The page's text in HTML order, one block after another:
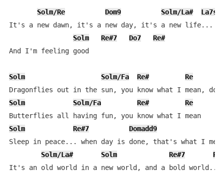
Solm/Re Dom9 Solm/La#
It's a new dawn, it's a new day, it's a new life...
Solm
Re#7 Do7
Re#
And I'm feeling good
Solm Solm/Fa Re# Re
Solm Solm/Fa Re#
Re
Butterflies all having fun, you know what I mean
Solm
Re#7
Domadd9
Sleep in peace... when day is done, that's what I
Solm/La#
Solm Re#7
It's an old world in a new world, and a bold world...